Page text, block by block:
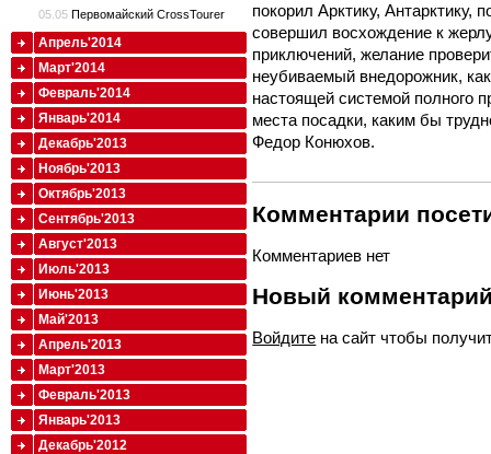
покорил Арктику,
совершил восхождение к
приключений, желание
неубиваемый внедорожник,
настоящей системой полного
места посадки, каким бы
Федор Конюхов.
Комментарии
Комментариев нет
Новый
Войдите на сайт чтобы
05.05 Первомайский CrossTourer
Апрель'2014
Март'2014
Февраль'2014
Январь'2014
Декабрь'2013
Ноябрь'2013
Октябрь'2013
Сентябрь'2013
Август'2013
Июль'2013
Июнь'2013
Май'2013
Апрель'2013
Март'2013
Февраль'2013
Январь'2013
Декабрь'2012